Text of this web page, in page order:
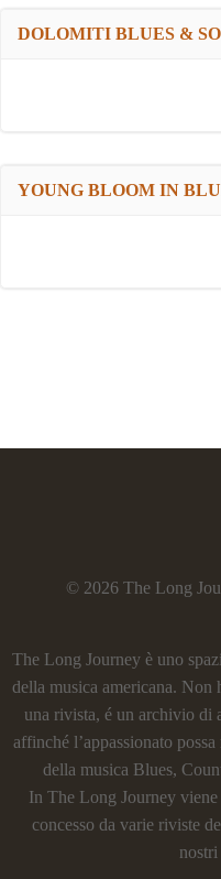
DOLOMITI BLUES &
YOUNG BLOOM IN
© 2026 The Long
The Long Journey è uno
della musica americana.
una rivista, é un archivio di
affinché l’appassionato
della musica Blues,
In The Long Journey viene
concesso da varie riviste